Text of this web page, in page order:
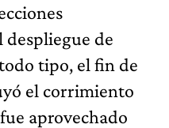
despliegue de
tipo, el fin de
el corrimiento
aprovechado